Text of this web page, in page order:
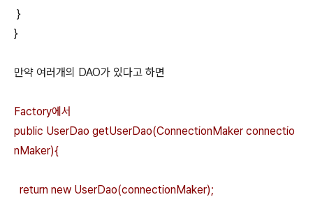
}
}
만약 여러개의 DAO가 있다고 하면
Factory에서
public UserDao getUserDao(ConnectionMaker connectio
nMaker){
return new UserDao(connectionMaker);